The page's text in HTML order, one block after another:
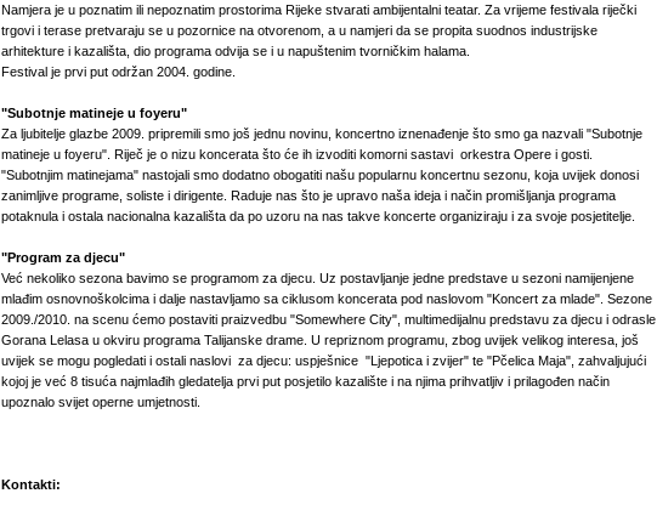
Namjera je u poznatim ili nepoznatim prostorima Rijeke stvarati ambijentalni teatar. Za vrijeme festivala riječki
trgovi i terase pretvaraju se u pozornice na otvorenom, a u namjeri da se propita suodnos industrijske
arhitekture i kazališta, dio programa odvija se i u napuštenim tvorničkim halama.
Festival je prvi put održan 2004. godine.
"Subotnje matineje u foyeru"
Za ljubitelje glazbe 2009. pripremili smo još jednu novinu, koncertno iznenađenje što smo ga nazvali "Subotnje
matineje u foyeru". Riječ je o nizu koncerata što će ih izvoditi komorni sastavi orkestra Opere i gosti.
"Subotnjim matinejama" nastojali smo dodatno obogatiti našu popularnu koncertnu sezonu, koja uvijek donosi
zanimljive programe, soliste i dirigente. Raduje nas što je upravo naša ideja i način promišljanja programa
potaknula i ostala nacionalna kazališta da po uzoru na nas takve koncerte organiziraju i za svoje posjetitelje.
"Program za djecu"
Već nekoliko sezona bavimo se programom za djecu. Uz postavljanje jedne predstave u sezoni namijenjene
mlađim osnovnoškolcima i dalje nastavljamo sa ciklusom koncerata pod naslovom "Koncert za mlade". Sezone
2009./2010. na scenu ćemo postaviti praizvedbu "Somewhere City", multimedijalnu predstavu za djecu i odrasle
Gorana Lelasa u okviru programa Talijanske drame. U repriznom programu, zbog uvijek velikog interesa, još
uvijek se mogu pogledati i ostali naslovi za djecu: uspješnice "Ljepotica i zvijer" te "Pčelica Maja", zahvaljujući
kojoj je već 8 tisuća najmlađih gledatelja prvi put posjetilo kazalište i na njima prihvatljiv i prilagođen način
upoznalo svijet operne umjetnosti.
Kontakti: